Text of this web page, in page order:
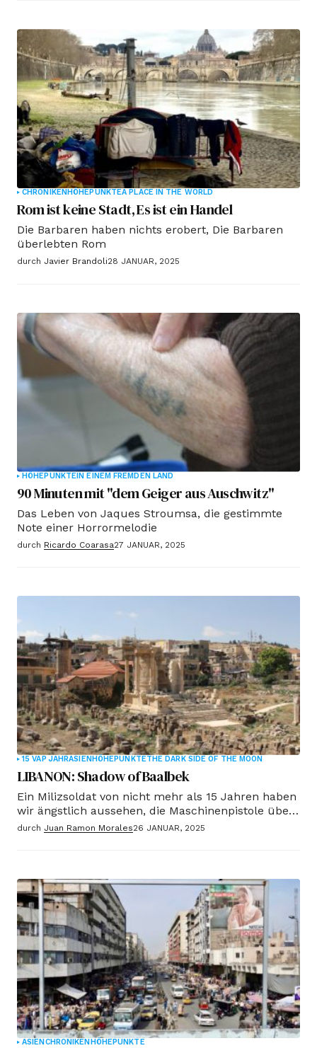
CHRONIKEN HÖHEPUNKTEA PLACE IN THE WORLD
Rom ist keine Stadt, Es ist ein Handel
Die Barbaren haben nichts erobert, Die Barbaren
überlebten Rom
durch Javier Brandoli28 JANUAR, 2025
HÖHEPUNKTEIN EINEM FREMDEN LAND
90 Minuten mit "dem Geiger aus Auschwitz"
Das Leben von Jaques Stroumsa, die gestimmte
Note einer Horrormelodie
durch Ricardo Coarasa27 JANUAR, 2025
15 VAP JAHRASIENHÖHEPUNKTETHE DARK SIDE OF THE MOON
LIBANON: Shadow of Baalbek
Ein Milizsoldat von nicht mehr als 15 Jahren haben
wir ängstlich aussehen, die Maschinenpistole über
der Schulter und einer Zigarette zwischen den
immer, ist die absurdeste Zufall, dass das Eis
bricht, Wenn Ihr Telefon klingelt Barca Hymne.
durch Juan Ramon Morales26 JANUAR, 2025
ASIENCHRONIKENHÖHEPUNKTE